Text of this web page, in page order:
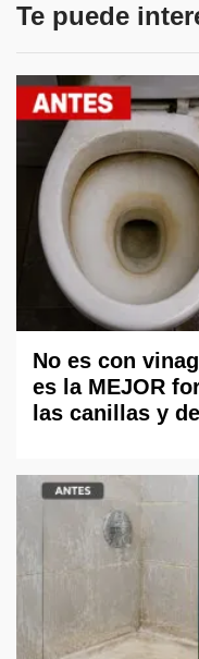
Te puede
No es con
es la MEJOR
las canillas y